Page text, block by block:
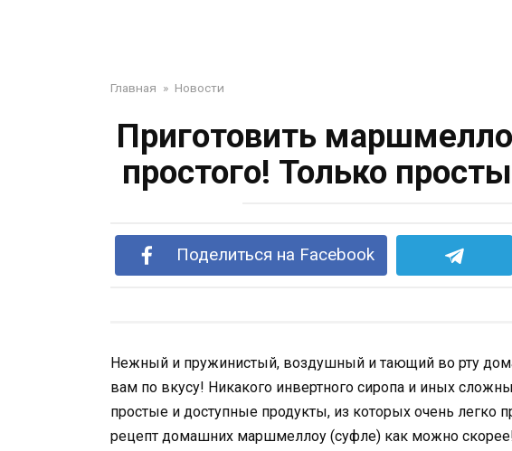
Главная » Новости
Приготовить
простого! Только
Поделиться на Facebook
Нежный и пружинистый, воздушный и тающий во рту
вам по вкусу! Никакого инвертного сиропа и иных
простые и доступные продукты, из которых очень легко
рецепт домашних маршмеллоу (суфле) как можно